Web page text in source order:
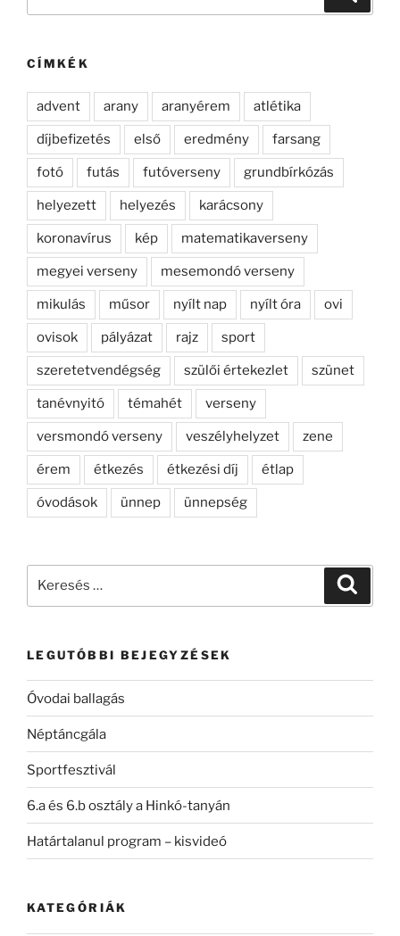
CÍMKÉK
advent arany aranyérem atlétika
díjbefizetés első eredmény farsang
fotó futás futóverseny grundbírkózás
helyezett helyezés karácsony
koronavírus kép matematikaverseny
megyei verseny mesemondó verseny
mikulás műsor nyílt nap nyílt óra ovi
ovisok pályázat rajz sport
szeretetvendégség szülői értekezlet szünet
tanévnyitó témahét verseny
versmondó verseny veszélyhelyzet zene
érem étkezés étkezési díj étlap
óvodások ünnep ünnepség
LEGUTÓBBI BEJEGYZÉSEK
Óvodai ballagás
Néptáncgála
Sportfesztivál
6.a és 6.b osztály a Hinkó-tanyán
Határtalanul program – kisvideó
KATEGÓRIÁK